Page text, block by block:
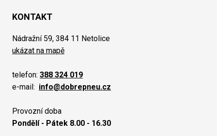
KONTAKT
Nádražní 59, 384 11 Netolice
ukázat na mapě
telefon: 388 324 019
e-mail: info@dobrepneu.cz
Provozní doba
Pondělí - Pátek 8.00 - 16.30